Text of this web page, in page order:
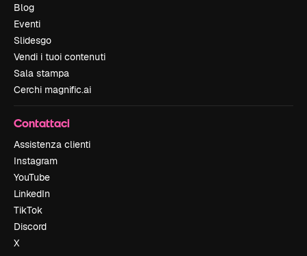
Blog
Eventi
Slidesgo
Vendi i tuoi contenuti
Sala stampa
Cerchi magnific.ai
Contattaci
Assistenza clienti
Instagram
YouTube
LinkedIn
TikTok
Discord
X